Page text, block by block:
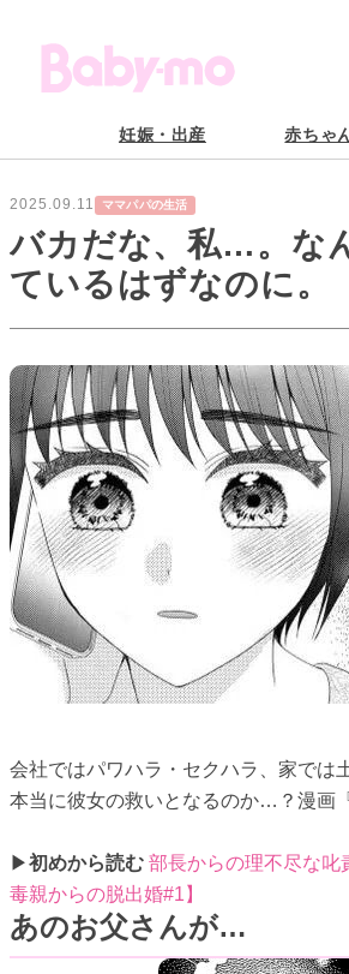
妊娠・出産 赤ちゃ
2025.09.11 ママパパの生活
バカだな、私…。な
ているはずなのに。
#17】
会社ではパワハラ・セクハラ、家では
本当に彼女の救いとなるのか…？漫画
▶初めから読む 部長からの理不尽な
毒親からの脱出婚#1】
あのお父さんが…